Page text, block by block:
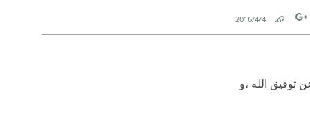
Link
4‏/4‏/2016
توفيق الله ،و